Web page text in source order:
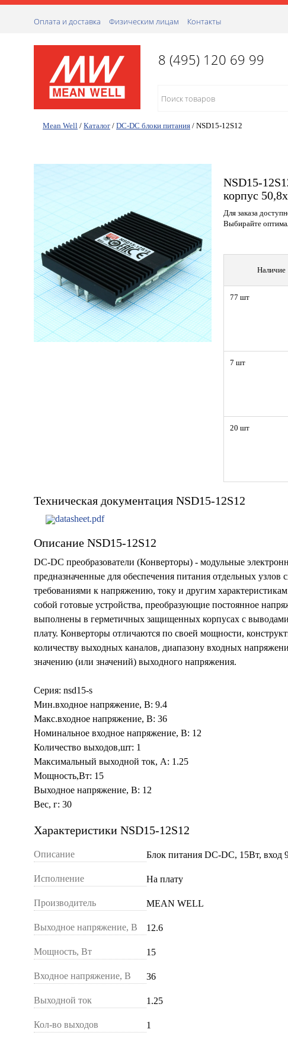
Оплата и доставка Физическим лицам Контакты
8 (495) 120 69 99
Mean Well / Каталог / DC-DC блоки питания / NSD15-12S12
NSD15-
корпус
Для заказа
Выбирайте
Наличие
77 шт
7 шт
20 шт
Техническая документация NSD15-12S12
datasheet.pdf
Описание NSD15-12S12
DC-DC преобразователи (Конверторы) - модульные
предназначенные для обеспечения питания отдельных узлов
требованиями к напряжению, току и другим
собой готовые устройства, преобразующие постоянное
выполнены в герметичных защищенных корпусах с
плату. Конверторы отличаются по своей мощности,
количеству выходных каналов, диапазону входных
значению (или значений) выходного напряжения.
Серия: nsd15-s
Мин.входное напряжение, В: 9.4
Макс.входное напряжение, В: 36
Номинальное входное напряжение, В: 12
Количество выходов,шт: 1
Максимальный выходной ток, А: 1.25
Мощность,Вт: 15
Выходное напряжение, В: 12
Вес, г: 30
Характеристики NSD15-12S12
Описание Блок питания DC-DC, 15Вт,
Исполнение На плату
Производитель MEAN WELL
Выходное напряжение, В 12.6
Мощность, Вт 15
Входное напряжение, В 36
Выходной ток 1.25
Кол-во выходов 1